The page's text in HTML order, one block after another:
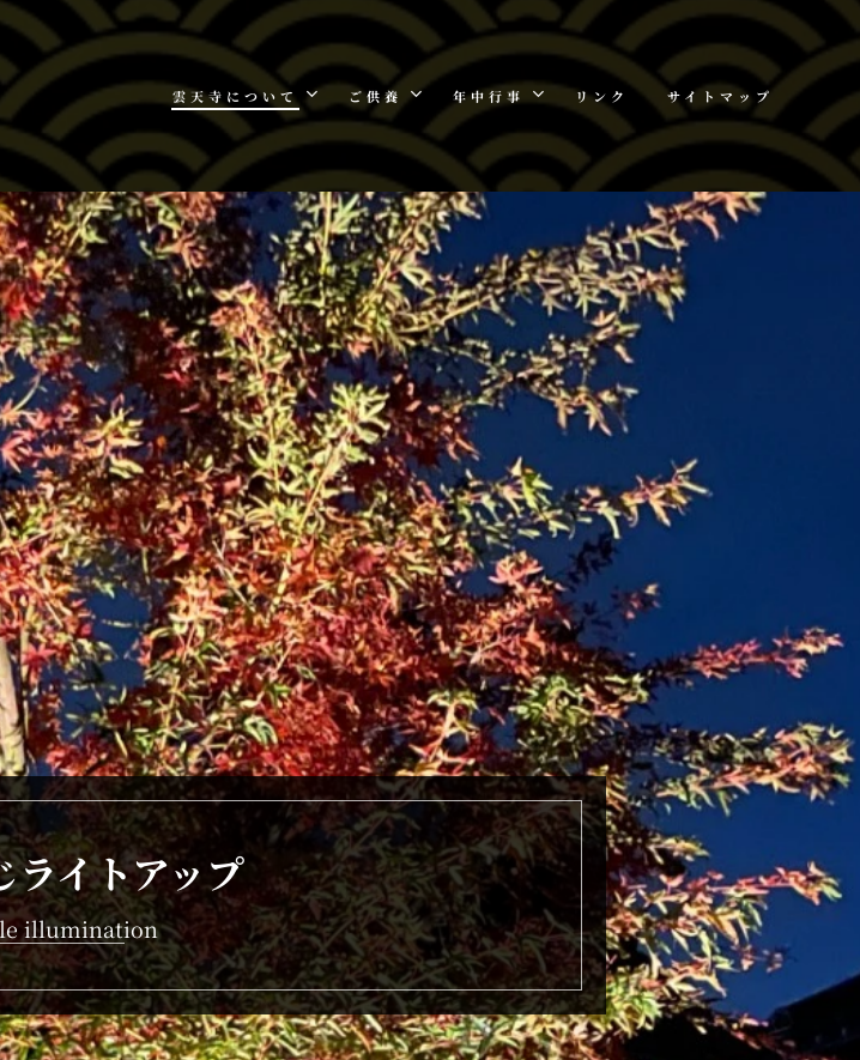
雲天寺について ご供養 年中行事 リンク サイトマップ
ライトアップ
illumination